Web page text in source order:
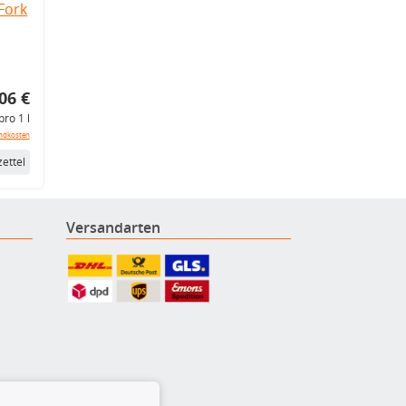
€
1 l
Versandarten